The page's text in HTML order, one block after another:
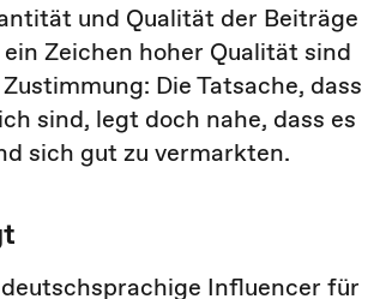
und Qualität der Beiträge
Zeichen hoher Qualität sind
Die Tatsache, dass
sind, legt doch nahe, dass es
sich gut zu vermarkten.
Influencer für